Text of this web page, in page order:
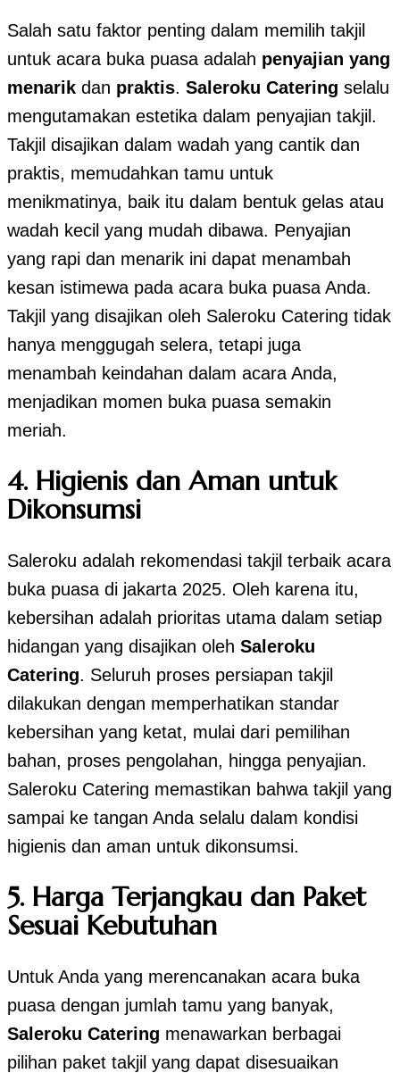
Salah satu faktor penting dalam memilih takjil
untuk acara buka puasa adalah penyajian yang
menarik dan praktis. Saleroku Catering selalu
mengutamakan estetika dalam penyajian takjil.
Takjil disajikan dalam wadah yang cantik dan
praktis, memudahkan tamu untuk
menikmatinya, baik itu dalam bentuk gelas atau
wadah kecil yang mudah dibawa. Penyajian
yang rapi dan menarik ini dapat menambah
kesan istimewa pada acara buka puasa Anda.
Takjil yang disajikan oleh Saleroku Catering tidak
hanya menggugah selera, tetapi juga
menambah keindahan dalam acara Anda,
menjadikan momen buka puasa semakin
meriah.
4. Higienis dan Aman untuk
Dikonsumsi
Saleroku adalah rekomendasi takjil terbaik acara
buka puasa di jakarta 2025. Oleh karena itu,
kebersihan adalah prioritas utama dalam setiap
hidangan yang disajikan oleh Saleroku
Catering. Seluruh proses persiapan takjil
dilakukan dengan memperhatikan standar
kebersihan yang ketat, mulai dari pemilihan
bahan, proses pengolahan, hingga penyajian.
Saleroku Catering memastikan bahwa takjil yang
sampai ke tangan Anda selalu dalam kondisi
higienis dan aman untuk dikonsumsi.
5. Harga Terjangkau dan Paket
Sesuai Kebutuhan
Untuk Anda yang merencanakan acara buka
puasa dengan jumlah tamu yang banyak,
Saleroku Catering menawarkan berbagai
pilihan paket takjil yang dapat disesuaikan